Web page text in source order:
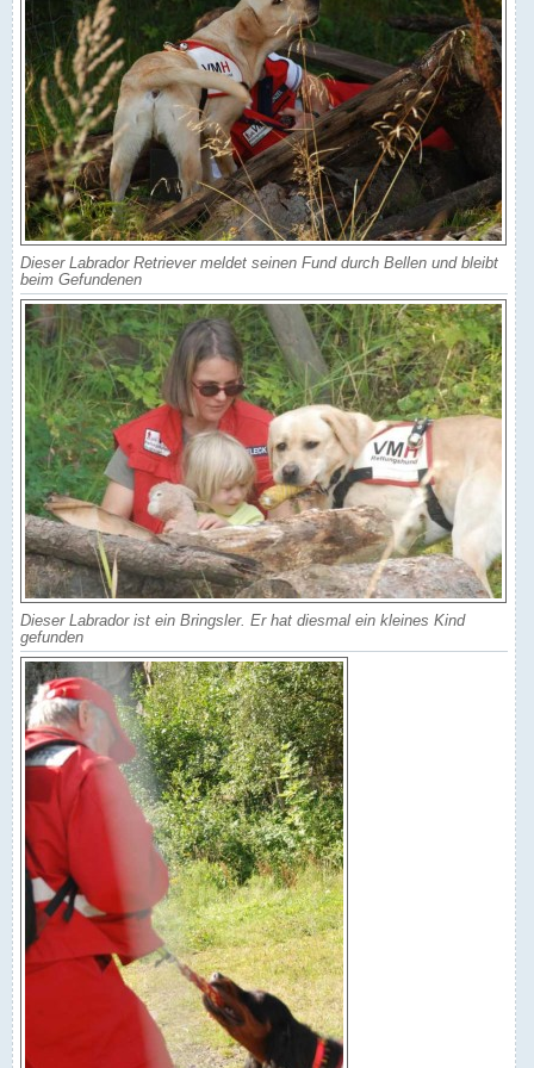
Dieser Labrador Retriever meldet seinen Fund durch Bellen und bleibt
beim Gefundenen
Dieser Labrador ist ein Bringsler. Er hat diesmal ein kleines Kind
gefunden